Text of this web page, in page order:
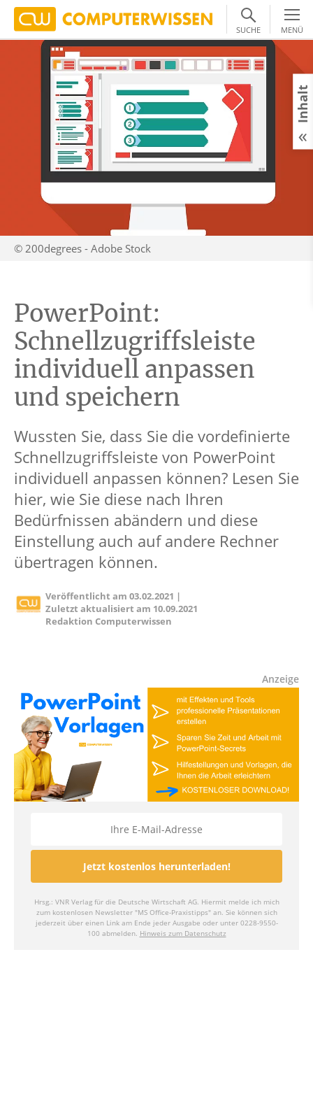
SUCHE MENÜ
© 200degrees - Adobe Stock
PowerPoint:
Schnellzugriffsleiste
individuell anpassen
und speichern
Wussten Sie, dass Sie die vordefinierte
Schnellzugriffsleiste von PowerPoint
individuell anpassen können? Lesen Sie
hier, wie Sie diese nach Ihren
Bedürfnissen abändern und diese
Einstellung auch auf andere Rechner
übertragen können.
Veröffentlicht am03.02.2021 |
Zuletzt aktualisiert am 10.09.2021
Redaktion Computerwissen
Inhalt